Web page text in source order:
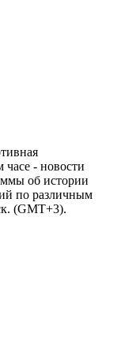
часе - новости
об истории
по различным
(GMT+3).